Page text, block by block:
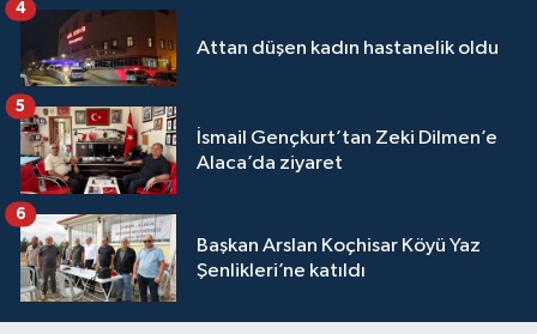
Attan düşen kadın hastanelik oldu
4
İsmail Gençkurt’tan Zeki Dilmen’e
Alaca’da ziyaret
5
Başkan Arslan Koçhisar Köyü Yaz
Şenlikleri’ne katıldı
6